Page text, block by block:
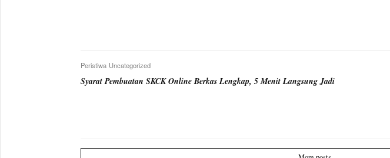
Peristiwa Uncategorized
Syarat Pembuatan SKCK Online Berkas Lengkap, 5 Menit Langsung Jadi